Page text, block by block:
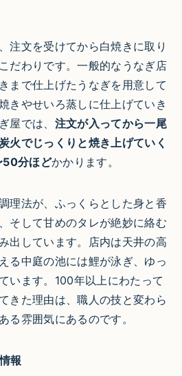
注文を受けてから白焼きに取り
だわりです。一般的なうなぎ店
まで仕上げたうなぎを用意して
きやせいろ蒸しに仕上げていき
屋では、 注文が入ってから一尾
火でじっくりと焼き上げていく
50分ほどかかります。
理法が、ふっくらとした身と香
そして甘めのタレが絶妙に絡む
出しています。店内は天井の高
る中庭の池には鯉が泳ぎ、ゆっ
います。100年以上にわたって
きた理由は、職人の技と変わら
る雰囲気にあるのです。
報